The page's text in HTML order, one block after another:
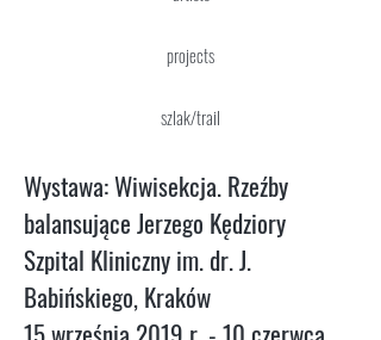
projects
szlak/trail
Wystawa: Wiwisekcja. Rzeźby
balansujące Jerzego Kędziory
Szpital Kliniczny im. dr. J.
Babińskiego, Kraków